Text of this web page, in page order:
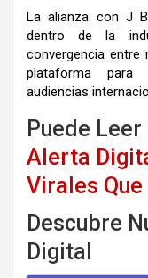
La alianza con J
dentro de la
convergencia entre
plataforma para
audiencias
Puede
Alerta
Virales Que
Descubre
Digital